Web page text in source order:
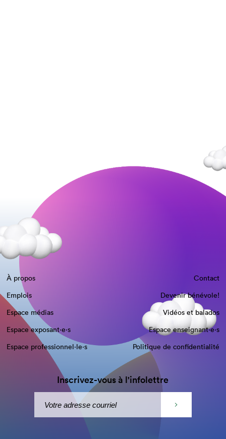
À propos
Contact
Emplois
Devenir bénévole!
Espace médias
Vidéos et balados
Espace exposant·e⋅s
Espace enseignant·e⋅s
Espace professionnel·le⋅s
Politique de confidentialité
Inscrivez-vous à l'infolettre